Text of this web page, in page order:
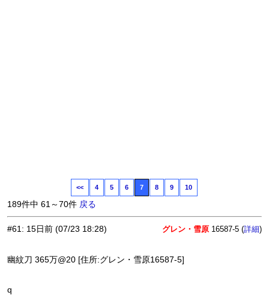
<< 4 5 6 7 8 9 10
189件中 61～70件 戻る
#61: 15日前 (07/23 18:28) グレン・雪原 16587-5 (詳細)
幽紋刀 365万@20 [住所:グレン・雪原16587-5]
q